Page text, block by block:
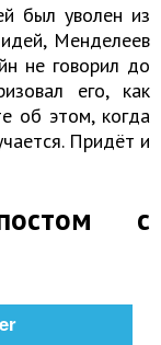
был уволен из
Менделеев
не говорил до
его, как
об этом, когда
Придёт и
с